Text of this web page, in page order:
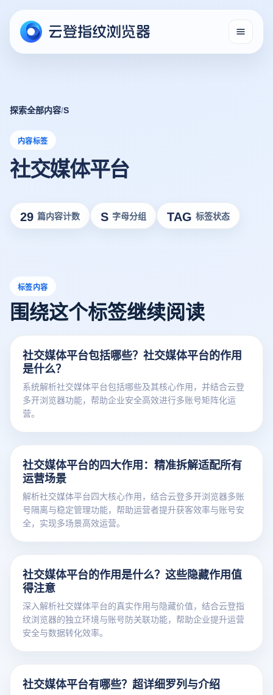
探索全部内容/S
内容标签
社交媒体平台
29 篇内容计数 S 字母分组 TAG 标签状态
标签内容
围绕这个标签继续阅读
社交媒体平台包括哪些？社交媒体平台的作用
是什么？
系统解析社交媒体平台包括哪些及其核心作用，并结合云登
多开浏览器功能，帮助企业安全高效进行多账号矩阵化运
营。
社交媒体平台的四大作用：精准拆解适配所有
运营场景
解析社交媒体平台四大核心作用，结合云登多开浏览器多账
号隔离与稳定管理功能，帮助运营者提升获客效率与账号安
全，实现多场景高效运营。
社交媒体平台的作用是什么？这些隐藏作用值
得注意
深入解析社交媒体平台的真实作用与隐藏价值，结合云登指
纹浏览器的独立环境与账号防关联功能，帮助企业提升运营
安全与数据转化效率。
社交媒体平台有哪些？超详细罗列与介绍